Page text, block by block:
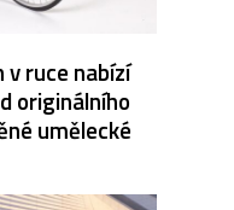
v ruce nabízí
originálního
umělecké